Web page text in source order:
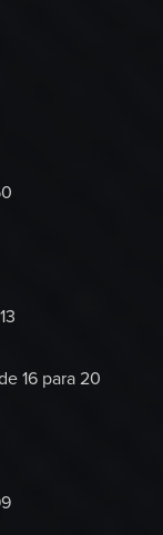
16 para 20